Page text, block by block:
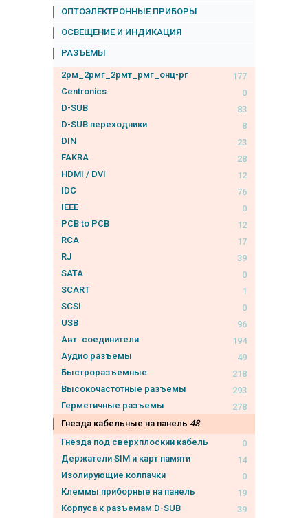
ОПТОЭЛЕКТРОННЫЕ ПРИБОРЫ
ОСВЕЩЕНИЕ И ИНДИКАЦИЯ
РАЗЪЕМЫ
2рм_2рмг_2рмт_рмг_онц-рг
177
Centronics
0
D-SUB
83
D-SUB переходники
8
DIN
23
FAKRA
28
HDMI / DVI
12
IDC
76
IEEE
0
PCB to PCB
12
RCA
17
RJ
39
SATA
0
SCART
1
SCSI
0
USB
96
Авт. соединители
194
Аудио разъемы
49
Быстроразъемные
218
Высокочастотные разъемы
293
Герметичные разъемы
278
Гнезда кабельные на панель 48
Гнёзда под сверхплоский кабель
0
Держатели SIM и карт памяти
14
Изолирующие колпачки
0
Клеммы приборные на панель
19
Корпуса к разъемам D-SUB
39